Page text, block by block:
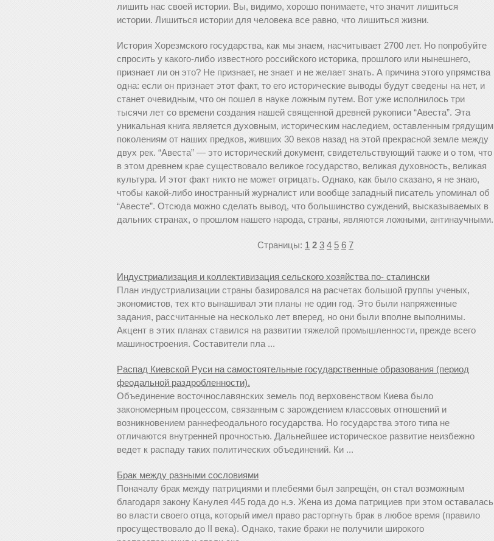
лишить нас своей истории. Вы, видимо, хорошо понимаете, что значит лишиться
истории. Лишиться истории для человека все равно, что лишиться жизни.
История Хорезмского государства, как мы знаем, насчитывает 2700 лет. Но попробуйте
спросить у какого-либо известного российского историка, прошлого или нынешнего,
признает ли он это? Не признает, не знает и не желает знать. А причина этого упрямства
одна: если он признает этот факт, то его исторические выводы будут сведены на нет, и
станет очевидным, что он пошел в науке ложным путем. Вот уже исполнилось три
тысячи лет со времени создания нашей священной древней рукописи “Авеста”. Эта
уникальная книга является духовным, историческим наследием, оставленным грядущим
поколениям от наших предков, живших 30 веков назад на этой прекрасной земле между
двух рек. “Авеста” — это исторический документ, свидетельствующий также и о том, что
в этом древнем крае существовало великое государство, великая духовность, великая
культура. И этот факт никто не может отрицать. Однако, как было сказано, я не знаю,
чтобы какой-либо иностранный журналист или вообще западный писатель упоминал об
“Авесте”. Отсюда можно сделать вывод, что большинство суждений, высказываемых в
дальних странах, о прошлом нашего народа, страны, являются ложными, антинаучными.
Страницы: 1 2 3 4 5 6 7
Индустриализация и коллективизация сельского хозяйства по- сталински
План индустриализации страны базировался на расчетах большой группы ученых,
экономистов, тех кто вынашивал эти планы не один год. Это были напряженные
задания, рассчитанные на несколько лет вперед, но они были вполне выполнимы.
Акцент в этих планах ставился на развитии тяжелой промышленности, прежде всего
машиностроения. Составители пла ...
Распад Киевской Руси на самостоятельные государственные образования (период
феодальной раздробленности).
Объединение восточнославянских земель под верховенством Киева было
закономерным процессом, связанным с зарождением классовых отношений и
возникновением раннефеодального государства. Но государства этого типа не
отличаются внутренней прочностью. Дальнейшее историческое развитие неизбежно
ведет к распаду таких политических объединений. Ки ...
Брак между разными сословиями
Поначалу брак между патрициями и плебеями был запрещён, он стал возможным
благодаря закону Канулея 445 года до н.э. Жена из дома патрициев при этом оставалась
во власти своего отца, который имел право расторгнуть брак в любое время (правило
просуществовало до II века). Однако, такие браки не получили широкого